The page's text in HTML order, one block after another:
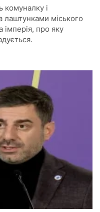
комуналку і
лаштунками міського
про яку